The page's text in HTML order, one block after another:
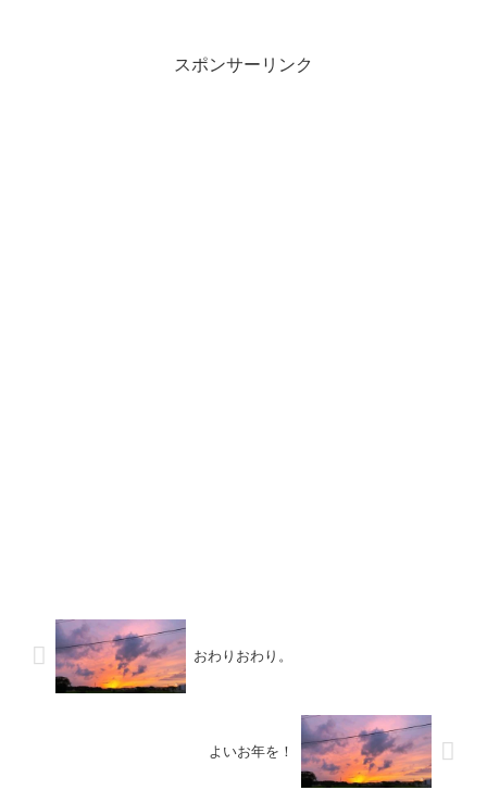
スポンサーリンク
おわりおわり。
よいお年を！